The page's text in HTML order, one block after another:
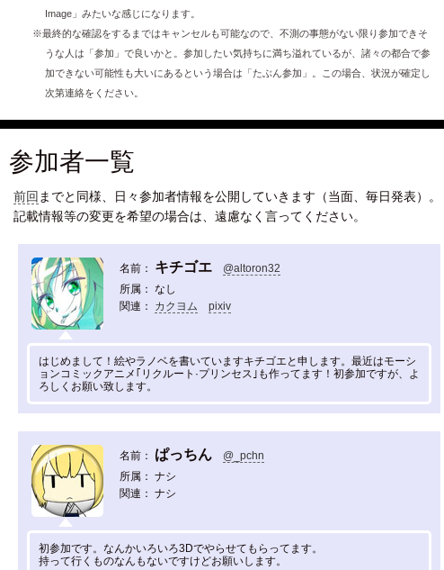
Image」みたいな感じになります。
※最終的な確認をするまではキャンセルも可能なので、不測の事態がない限り参加できそ
うな人は「参加」で良いかと。参加したい気持ちに満ち溢れているが、諸々の都合で参
加できない可能性も大いにあるという場合は「たぶん参加」。この場合、状況が確定し
次第連絡をください。
参加者一覧
前回 までと同様、日々参加者情報を公開していきます（当面、毎日発表）。
記載情報等の変更を希望の場合は、遠慮なく言ってください。
名前： キチゴエ
@altoron32
所属： なし
関連： カクヨム pixiv
はじめまして！絵やラノベを書いていますキチゴエと申します。最近はモーシ
ョンコミックアニメ｢リクルート·プリンセス｣も作ってます！初参加ですが、よ
ろしくお願い致します。
名前： ぱっちん
@_pchn
所属： ナシ
関連： ナシ
初参加です。なんかいろいろ3Dでやらせてもらってます。
持って行くものなんもないですけどお願いします。